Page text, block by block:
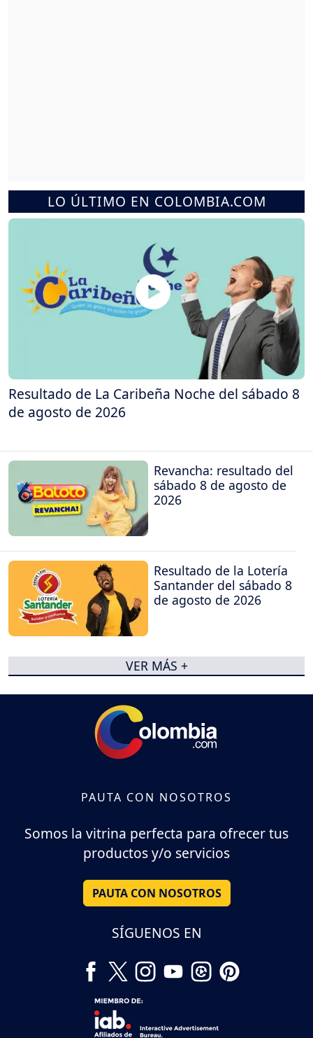
LO ÚLTIMO EN COLOMBIA.COM
Resultado de La Caribeña Noche del sábado 8
de agosto de 2026
Revancha: resultado del
sábado 8 de agosto de
2026
Resultado de la Lotería
Santander del sábado 8
de agosto de 2026
VER MÁS +
PAUTA CON NOSOTROS
Somos la vitrina perfecta para ofrecer tus
productos y/o servicios
PAUTA CON NOSOTROS
SÍGUENOS EN